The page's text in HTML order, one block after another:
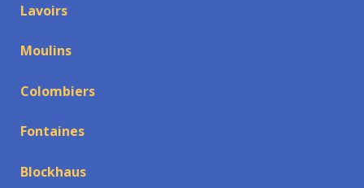
Lavoirs
Moulins
Colombiers
Fontaines
Blockhaus